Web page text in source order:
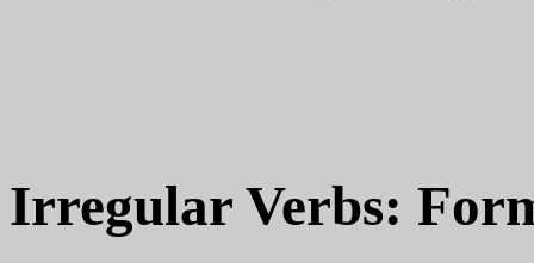
Irregular Verbs: